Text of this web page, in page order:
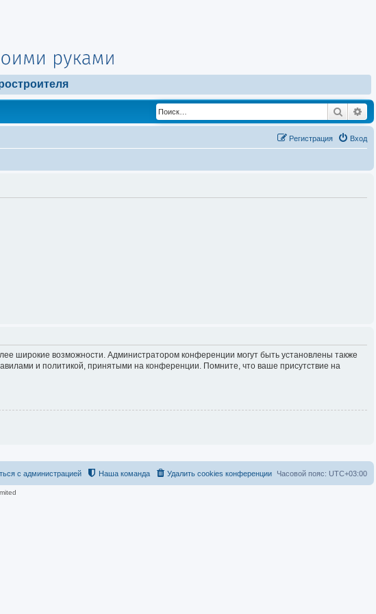
Поиск
Вход
Регистрация
широкие возможности. Администратором конференции могут быть установлены также
и политикой, принятыми на конференции. Помните, что ваше присутствие на
Часовой пояс: UTC+03:00
Удалить cookies конференции
Наша команда
с администрацией